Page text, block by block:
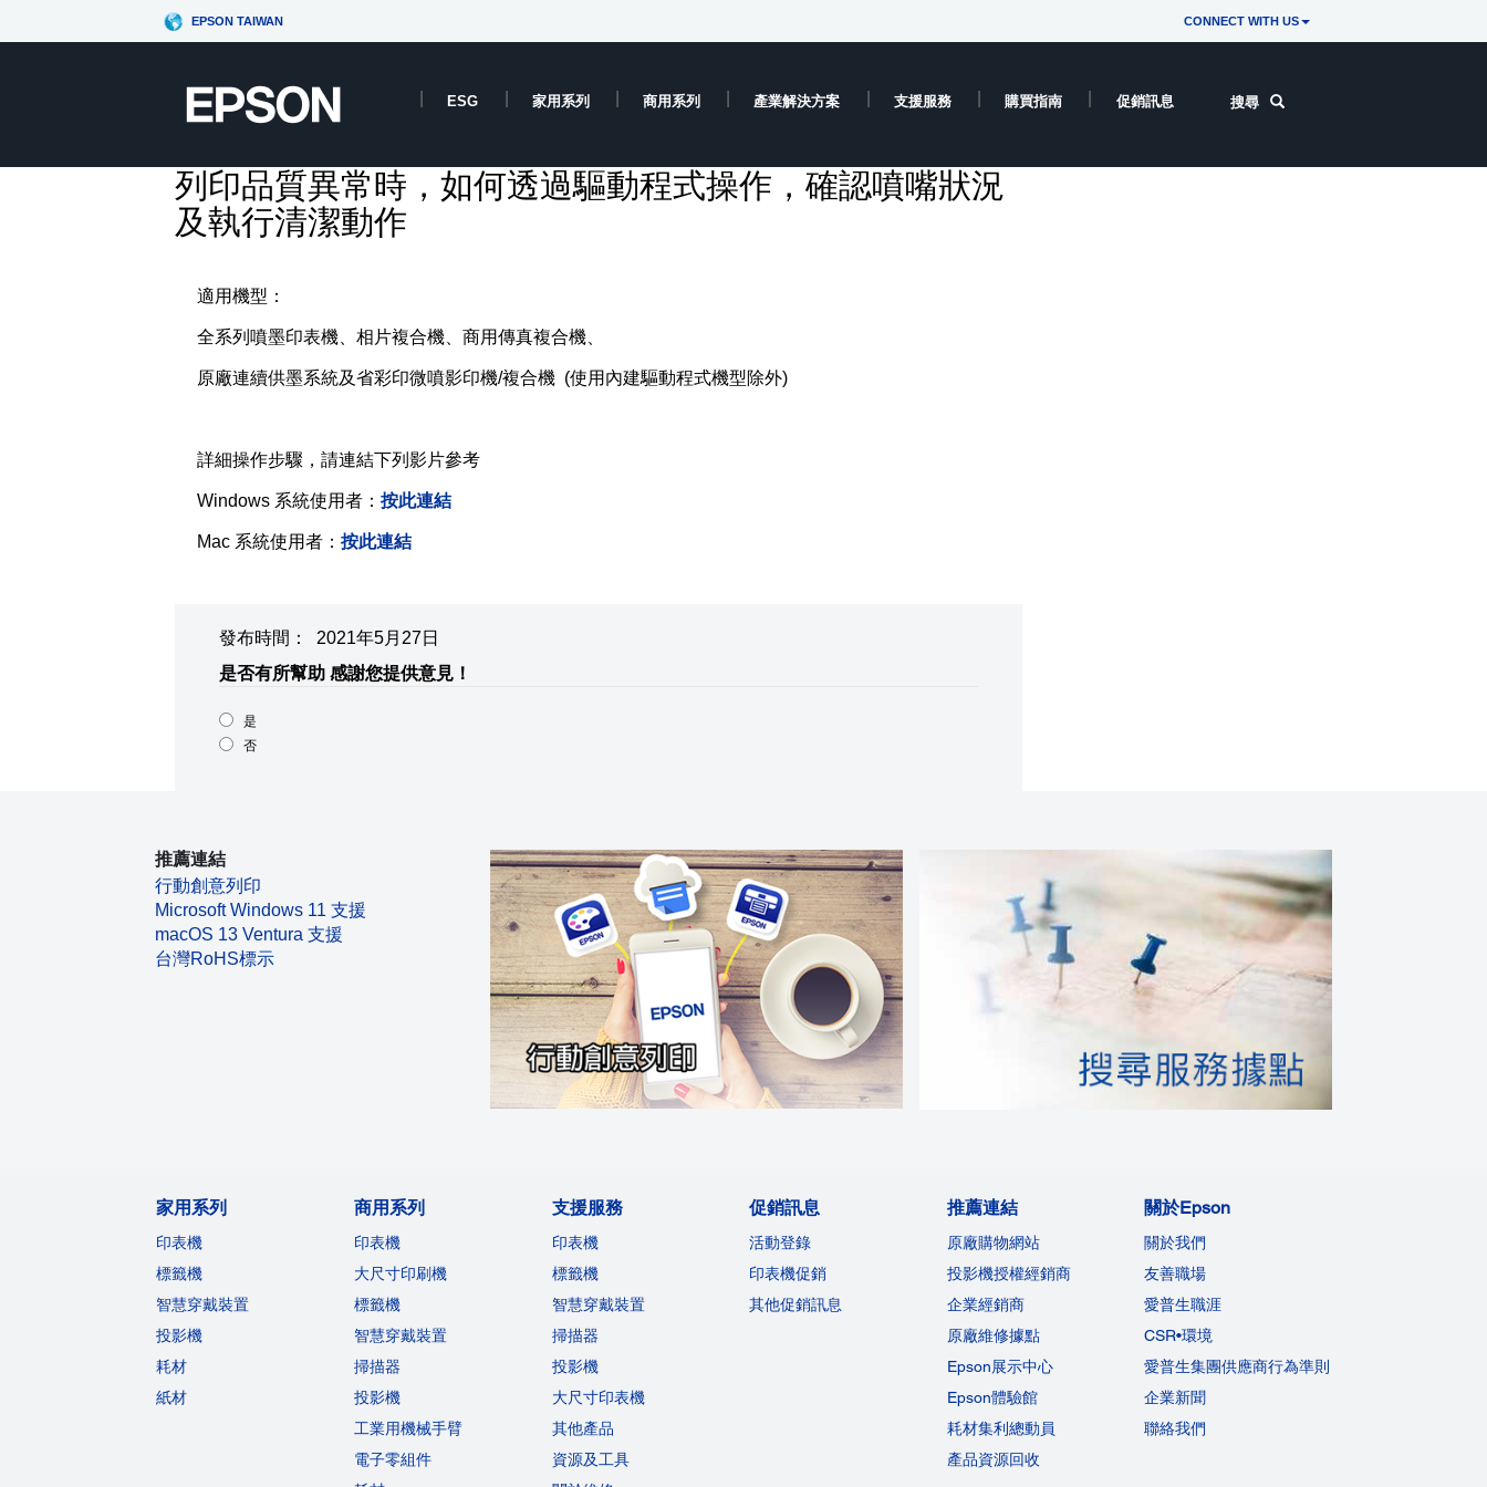
EPSON TAIWAN CONNECT WITH US
ESG 家用系列 商用系列 產業解決方案 支援服務 購買指南 促銷訊息 搜尋
列印品質異常時，如何透過驅動程式操作，確認噴嘴狀況
及執行清潔動作
適用機型：
全系列噴墨印表機、相片複合機、商用傳真複合機、
原廠連續供墨系統及省彩印微噴影印機/複合機 (使用內建驅動程式機型除外)
詳細操作步驟，請連結下列影片參考
Windows 系統使用者： 按此連結
Mac 系統使用者： 按此連結
發布時間： 2021年5月27日
是否有所幫助 感謝您提供意見！
是
否
推薦連結
行動創意列印
Microsoft Windows 11 支援
macOS 13 Ventura 支援
台灣RoHS標示
家用系列
印表機
標籤機
智慧穿戴裝置
投影機
耗材
紙材
商用系列
印表機
大尺寸印刷機
標籤機
智慧穿戴裝置
掃描器
投影機
工業用機械手臂
電子零組件
支援服務
印表機
標籤機
智慧穿戴裝置
掃描器
投影機
大尺寸印表機
其他產品
資源及工具
促銷訊息
活動登錄
印表機促銷
其他促銷訊息
推薦連結
原廠購物網站
投影機授權經銷商
企業經銷商
原廠維修據點
Epson展示中心
Epson體驗館
耗材集利總動員
產品資源回收
關於Epson
關於我們
友善職場
愛普生職涯
CSR•環境
愛普生集團供應商行為準則
企業新聞
聯絡我們